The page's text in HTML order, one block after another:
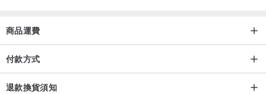
商品運費
付款方式
退款換貨須知